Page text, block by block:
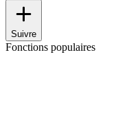
Suivre
Fonctions populaires